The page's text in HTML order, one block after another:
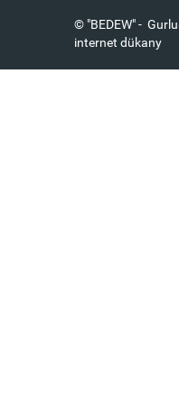
© "BEDEW" -
internet dükany